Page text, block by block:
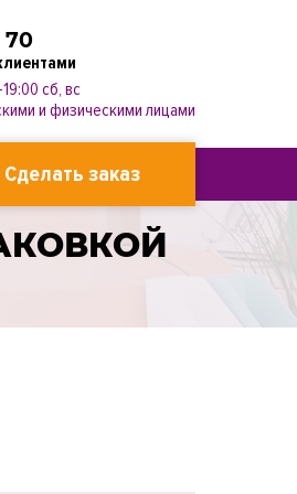
70
сб, вс
и физическими лицами
Сделать заказ